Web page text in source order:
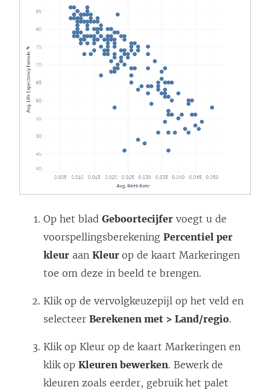
Op het blad Geboortecijfer voegt u de
voorspellingsberekening Percentiel per
kleur aan Kleur op de kaart Markeringen
toe om deze in beeld te brengen.
Klik op de vervolgkeuzepijl op het veld en
selecteer Berekenen met > Land/regio.
Klik op Kleur op de kaart Markeringen en
klik op Kleuren bewerken. Bewerk de
kleuren zoals eerder, gebruik het palet